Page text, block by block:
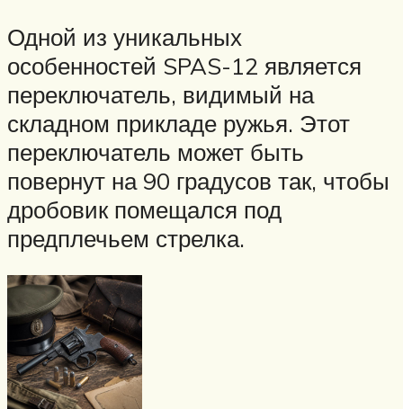
Одной из уникальных
особенностей SPAS-12 является
переключатель, видимый на
складном прикладе ружья. Этот
переключатель может быть
повернут на 90 градусов так, чтобы
дробовик помещался под
предплечьем стрелка.